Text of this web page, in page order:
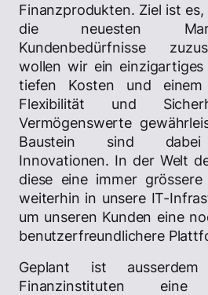
Finanzprodukten. Ziel ist
die neuesten
Kundenbedürfnisse
wollen wir ein einzigartiges
tiefen Kosten und einem
Flexibilität und
Vermögenswerte
Baustein sind dabei
Innovationen. In der Welt
diese eine immer
weiterhin in unsere IT-
um unseren Kunden eine
benutzerfreundlichere
Geplant ist
Finanzinstituten eine